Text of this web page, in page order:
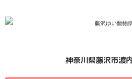
神奈川県藤沢市渡